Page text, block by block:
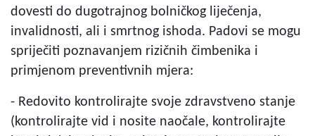
dovesti do dugotrajnog bolničkog liječenja,
invalidnosti, ali i smrtnog ishoda. Padovi se mogu
spriječiti poznavanjem rizičnih čimbenika i
primjenom preventivnih mjera:
- Redovito kontrolirajte svoje zdravstveno stanje
(kontrolirajte vid i nosite naočale, kontrolirajte